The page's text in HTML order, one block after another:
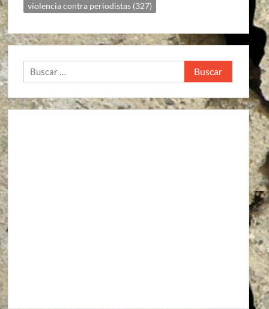
violencia contra periodistas (327)
Buscar: